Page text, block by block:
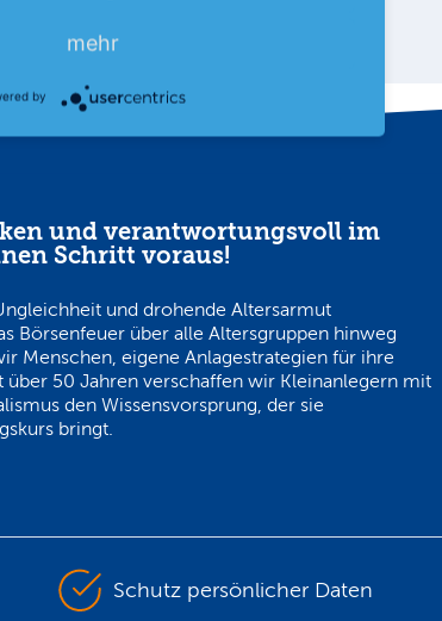
und verantwortungsvoll im
Schritt voraus!
und drohende Altersarmut
Börsenfeuer über alle Altersgruppen hinweg
Menschen, eigene Anlagestrategien für ihre
50 Jahren verschaffen wir Kleinanlegern mit
den Wissensvorsprung, der sie
bringt.
Schutz persönlicher Daten
mehr
by